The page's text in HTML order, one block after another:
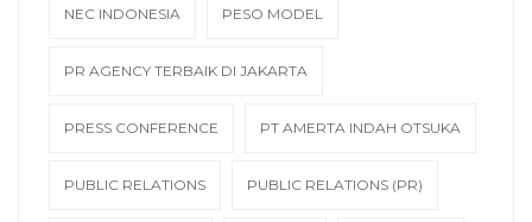
NEC INDONESIA PESO MODEL
PR AGENCY TERBAIK DI JAKARTA
PRESS CONFERENCE PT AMERTA INDAH OTSUKA
PUBLIC RELATIONS PUBLIC RELATIONS (PR)